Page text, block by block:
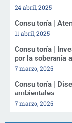
24 abril, 2025
Consultoría |
11 abril, 2025
Consultoría |
por la soberanía
7 marzo, 2025
Consultoría |
ambientales
7 marzo, 2025